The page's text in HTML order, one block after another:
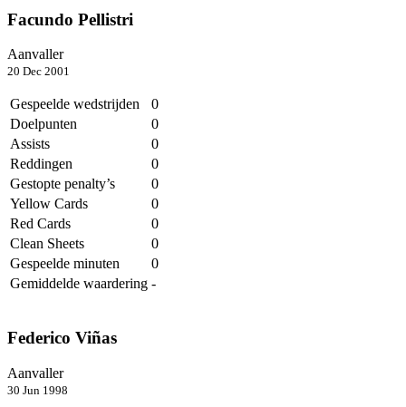
Facundo Pellistri
Aanvaller
20 Dec 2001
Gespeelde wedstrijden
0
Doelpunten
0
Assists
0
Reddingen
0
Gestopte penalty’s
0
Yellow Cards
0
Red Cards
0
Clean Sheets
0
Gespeelde minuten
0
Gemiddelde waardering -
Federico Viñas
Aanvaller
30 Jun 1998